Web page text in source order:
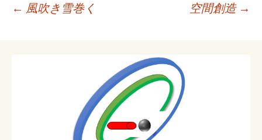
← 風吹き雪巻く 空間創造 →